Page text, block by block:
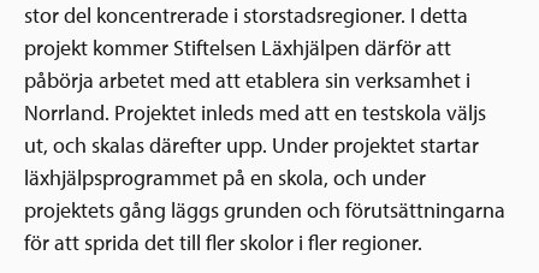
stor del koncentrerade i storstadsregioner. I detta
projekt kommer Stiftelsen Läxhjälpen därför att
påbörja arbetet med att etablera sin verksamhet i
Norrland. Projektet inleds med att en testskola väljs
ut, och skalas därefter upp. Under projektet startar
läxhjälpsprogrammet på en skola, och under
projektets gång läggs grunden och förutsättningarna
för att sprida det till fler skolor i fler regioner.